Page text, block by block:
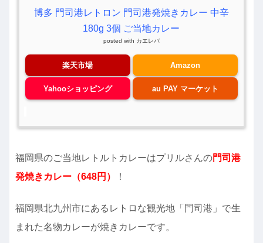
博多 門司港レトロン 門司港発焼きカレー 中辛
180g 3個 ご当地カレー
posted with カエレバ
楽天市場 Amazon
Yahooショッピング au PAY マーケット
福岡県のご当地レトルトカレーはプリルさんの門司港
発焼きカレー（648円）
！
福岡県北九州市にあるレトロな観光地「門司港」で生
まれた名物カレーが焼きカレーです。